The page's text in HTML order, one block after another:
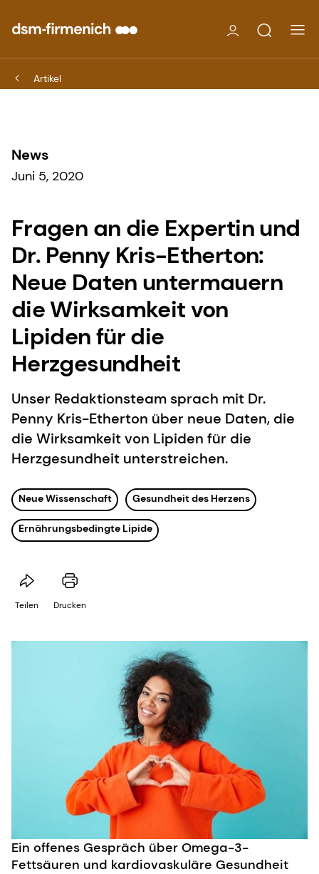
Artikel
News
Juni 5, 2020
Fragen an die Expertin und
Dr. Penny Kris-Etherton:
Neue Daten untermauern
die Wirksamkeit von
Lipiden für die
Herzgesundheit
Unser Redaktionsteam sprach mit Dr.
Penny Kris-Etherton über neue Daten, die
die Wirksamkeit von Lipiden für die
Herzgesundheit unterstreichen.
Neue Wissenschaft Gesundheit des Herzens
Ernährungsbedingte Lipide
Teilen Drucken
Ein offenes Gespräch über Omega-3-
Fettsäuren und kardiovaskuläre Gesundheit